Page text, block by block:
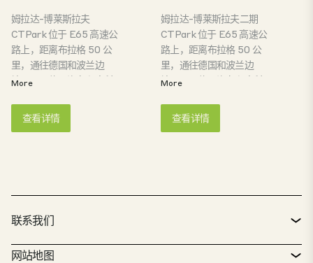
姆拉达-博莱斯拉夫
CTPark 位于 E65 高速公
路上，距离布拉格 50 公
里，通往德国和波兰边
境。园区位于汽车和高科
中心。园区的优势包括完
善的基础设施和便利的交
More
查看详情
姆拉达-博莱斯拉夫二期
CTPark 位于 E65 高速公
路上，距离布拉格 50 公
里，通往德国和波兰边
境。园区位于汽车和高科
司为中心。园区的优势包
括完善的基础设施和便利
More
查看详情
联系我们
联系方式
网站地图